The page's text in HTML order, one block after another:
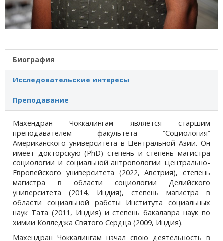
Биография
Исследовательские интересы
Преподавание
Махендран Чоккалингам является старшим
преподавателем факультета “Социология”
Американского университета в Центральной Азии. Он
имеет докторскую (PhD) степень и степень магистра
социологии и социальной антропологии Центрально-
Европейского университета (2022, Австрия), степень
магистра в области социологии Делийского
университета (2014, Индия), степень магистра в
области социальной работы Института социальных
наук Тата (2011, Индия) и степень бакалавра наук по
химии Колледжа Святого Сердца (2009, Индия).
Махендран Чоккалингам начал свою деятельность в